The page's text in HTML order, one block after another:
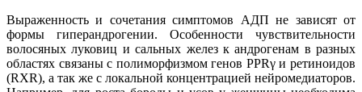
Выраженность и сочетания симптомов АДП не зависят от
формы гиперандрогении. Особенности чувствительности
волосяных луковиц и сальных желез к андрогенам в разных
областях связаны с полиморфизмом генов PPRγ и ретиноидов
(RXR), а так же с локальной концентрацией нейромедиаторов.